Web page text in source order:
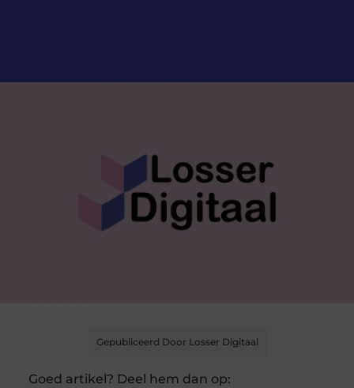
Gepubliceerd Door Losser Digitaal
Goed artikel? Deel hem dan op: